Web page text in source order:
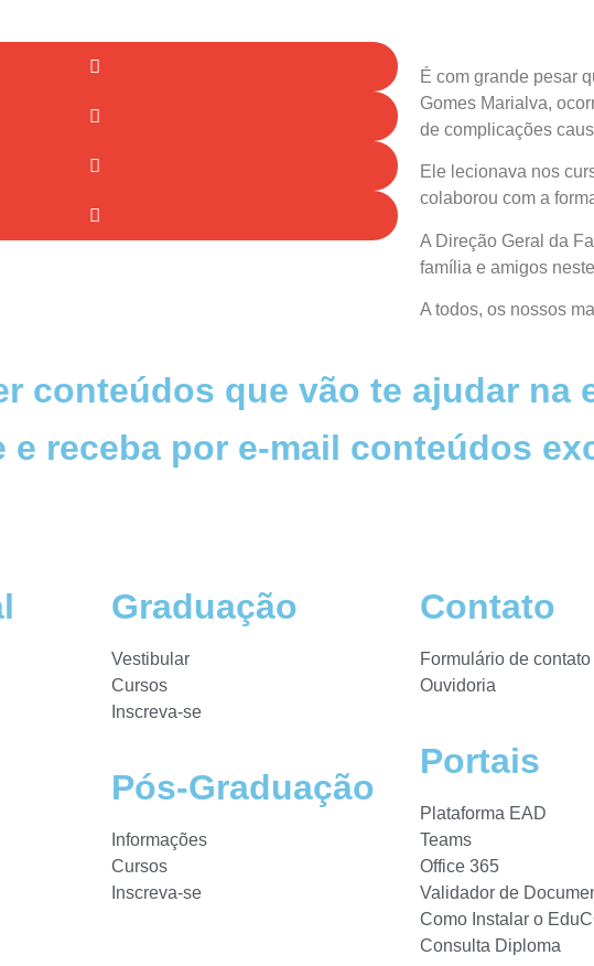
É com grande pesar
Gomes Marialva,
de complicações
Ele lecionava nos
colaborou com a
A Direção Geral da
família e amigos
A todos, os nossos
conteúdos que vão te ajudar na
e receba por e-mail conteúdos
Graduação
Vestibular
Cursos
Inscreva-se
Pós-Graduação
Informações
Cursos
Inscreva-se
Contato
Formulário de contato
Ouvidoria
Portais
Plataforma EAD
Teams
Office 365
Validador de
Como Instalar o
Consulta Diploma